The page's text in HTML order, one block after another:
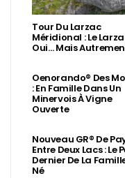
Tour Du Larzac
Méridional : Le
Oui… Mais
Oenorando® Des
: En Famille Dans Un
Minervois À Vigne
Ouverte
Nouveau GR® De
Entre Deux Lacs : Le
Dernier De La
Né